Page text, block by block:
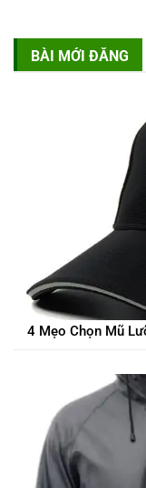
BÀI MỚI ĐĂNG
4 Mẹo Chọn Mũ